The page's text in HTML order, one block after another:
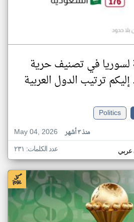
لسوريا في تصنيف حرية
ترتيب الدول العربية
Politics
May 04, 2026
منذ ٣ أشهر
عدد الكلمات: ٢٣١